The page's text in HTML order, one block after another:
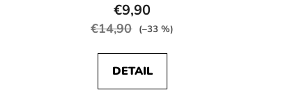
€9,90
€14,90 (–33 %)
DETAIL